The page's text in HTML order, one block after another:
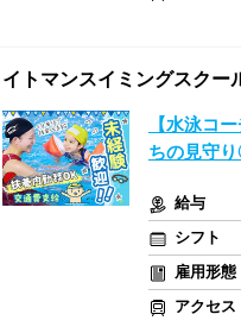
イトマンスイミングスクー
【水泳コ
ちの見守
給与
シフト
雇用形態
アクセス